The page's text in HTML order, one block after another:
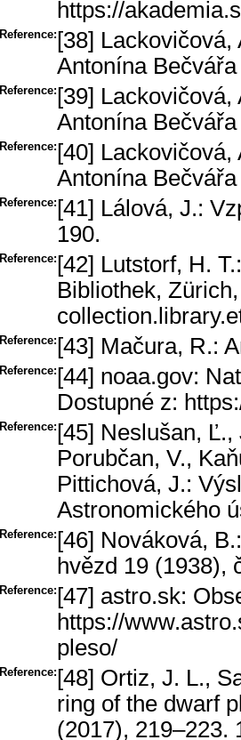
https://
Reference: [38]
Antonína
Reference: [39]
Antonína
Reference: [40]
Antonína
Reference: [41] Lálová, J.:
190.
Reference: [42] Lutstorf, H.
Bibliothek,
Reference: [43] Mačura, R.:
Reference: [44] noaa.gov:
Dostupné z:
Reference: [45] Neslušan,
Porubčan, V.,
Pittichová, J.:
Astronomického
Reference: [46] Nováková,
hvězd 19 (1938),
Reference: [47] astro.sk:
https://
pleso/
Reference: [48] Ortiz, J. L.,
ring of the dwarf
(2017), 219–223.